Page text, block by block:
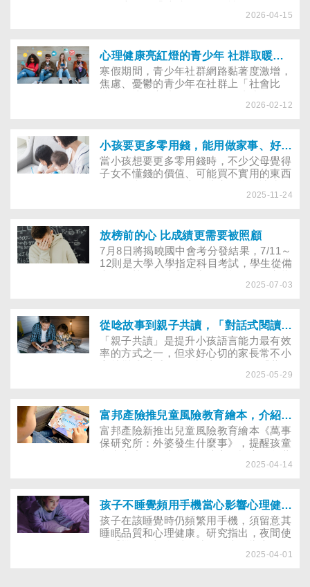
黃金養卵期，男性則可吃什麼養好精子？
2026-04-15
心理健康亮紅燈的青少年 社群取暖愁更愁！
寒假期間，青少年社群網路黏著度激增，
焦慮、憂鬱的青少年在社群上「社會比
倍。他們易因網路上的按讚或留言而情緒
2026-02-12
小孩要更多零用錢，能用做家事、好成績來換嗎？
當小孩想要更多零用錢時，不少父母覺得
子女不懂錢的價值、可能買不實用的東西
理解錢財得來不易，以參與家務、考好成
2025-11-24
放榜前的心 比成績更需要被照顧
7月8日將揭曉國中會考分發結果，7/11～
12則是大學入學指定科目考試，學生從備
出，等待成績時承受的壓力，比發現考試
步驟練習接納焦慮的情緒。
2025-07-03
從唸故事到親子共讀，「對話式閱讀」提升幼兒語言能力
「親子共讀」是提升小孩語言能力最有效
率的方式之一，但求好心切的家長常不小
讀」不難，重要的是增加親子閱讀時的
2025-05-29
富邦產險推兒童風險教育繪本，介紹失智症並提醒留意居家風險
富邦產險新推出兒童風險教育繪本《萬事
保研究所：外婆發生什麼事》，提醒孩童
下載。本繪本與老人福利推動聯盟合作，
2025-04-14
孩子不睡覺頻用手機當心影響心理健康，尤其是曾被網路霸凌者
孩子在該睡覺時仍頻繁用手機，須留意其
睡眠品質和心理健康。研究指出，夜間使
康，尤其是曾遭受網路霸凌的孩子。董氏
2025-04-01